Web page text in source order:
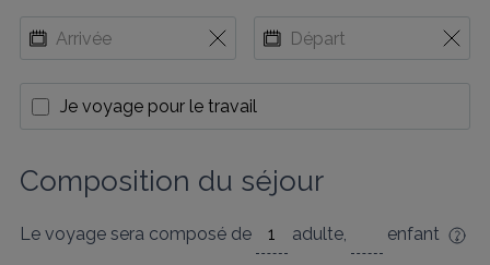
Je voyage pour le travail
Composition du séjour
Le voyage sera composé de adulte,
enfant